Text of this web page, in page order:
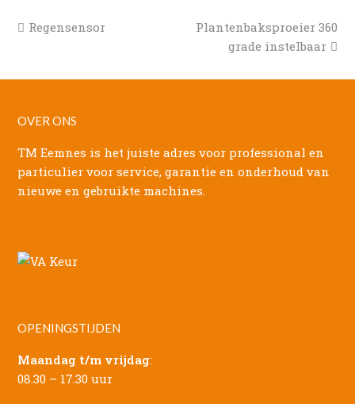
previous
Regensensor
next
Plantenbaksproeier 360
grade instelbaar
OVER ONS
TM Eemnes is het juiste adres voor professional en
particulier voor service, garantie en onderhoud van
nieuwe en gebruikte machines.
OPENINGSTIJDEN
Maandag t/m vrijdag:
08.30 – 17.30 uur